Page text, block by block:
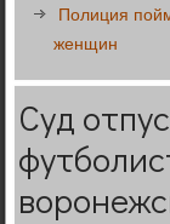
Полиция
женщин
Суд